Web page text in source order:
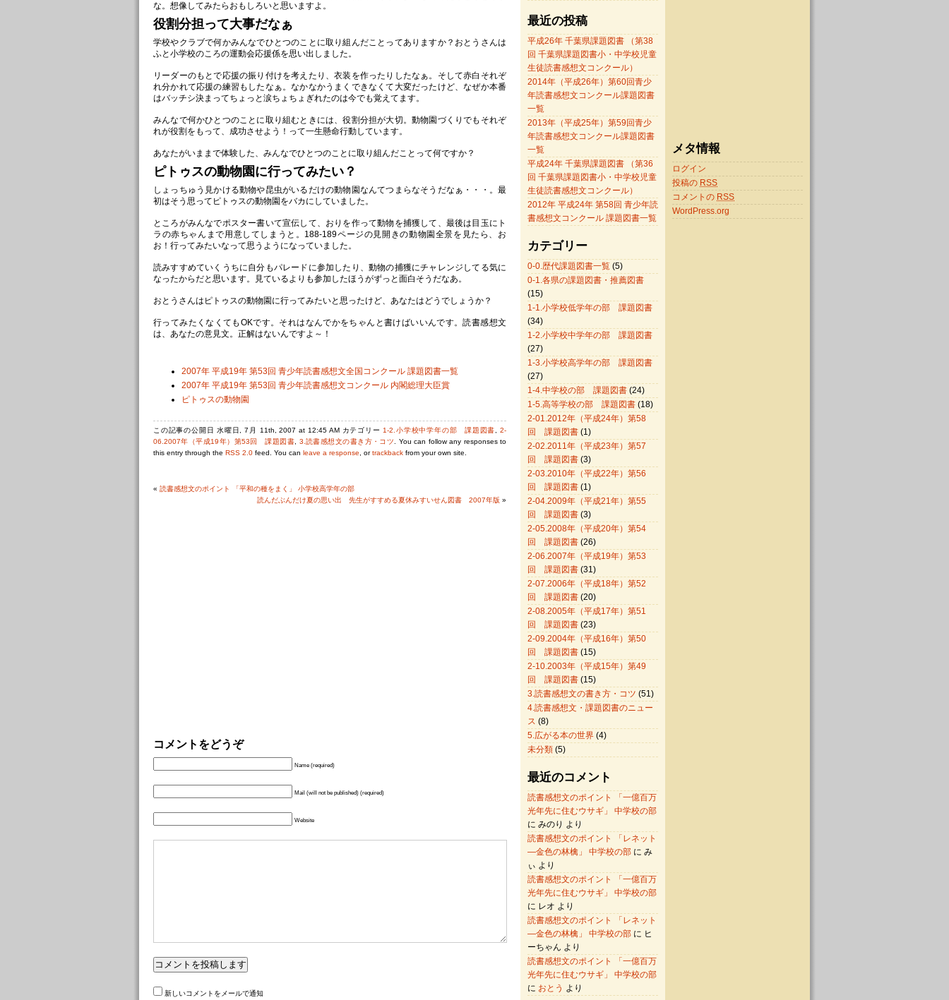
な。想像してみたらおもしろいと思いますよ。
役割分担って大事だなぁ
学校やクラブで何かみんなでひとつのことに取り組んだことってありますか？おとうさんは
ふと小学校のころの運動会応援係を思い出しました。
リーダーのもとで応援の振り付けを考えたり、衣装を作ったりしたなぁ。そして赤白それぞ
れ分かれて応援の練習もしたなぁ。なかなかうまくできなくて大変だったけど、なぜか本番
はバッチシ決まってちょっと涙ちょちょぎれたのは今でも覚えてます。
みんなで何かひとつのことに取り組むときには、役割分担が大切。動物園づくりでもそれぞ
れが役割をもって、成功させよう！って一生懸命行動しています。
あなたがいままで体験した、みんなでひとつのことに取り組んだことって何ですか？
ピトゥスの動物園に行ってみたい？
しょっちゅう見かける動物や昆虫がいるだけの動物園なんてつまらなそうだなぁ・・・。最
初はそう思ってピトゥスの動物園をバカにしていました。
ところがみんなでポスター書いて宣伝して、おりを作って動物を捕獲して、最後は目玉にト
ラの赤ちゃんまで用意してしまうと。188-189ページの見開きの動物園全景を見たら、お
お！行ってみたいなって思うようになっていました。
読みすすめていくうちに自分もパレードに参加したり、動物の捕獲にチャレンジしてる気に
なったからだと思います。見ているよりも参加したほうがずっと面白そうだなあ。
おとうさんはピトゥスの動物園に行ってみたいと思ったけど、あなたはどうでしょうか？
行ってみたくなくてもOKです。それはなんでかをちゃんと書けばいいんです。読書感想文
は、あなたの意見文。正解はないんですよ～！
2007年 平成19年 第53回 青少年読書感想文全国コンクール 課題図書一覧
2007年 平成19年 第53回 青少年読書感想文コンクール 内閣総理大臣賞
ピトゥスの動物園
この記事の公開日 水曜日, 7月 11th, 2007 at 12:45 AM カテゴリー 1-2.小学校中学年の部 課題図書 ,2-
06.2007年（平成19年）第53回 課題図書
3.読書感想文の書き方・コツ
. You can follow any responses to
this entry through the RSS 2.0 feed. You can leave a response , ortrackback from your own site.
« 読書感想文のポイント 「平和の種をまく」 小学校高学年の部
読んだぶんだけ夏の思い出 先生がすすめる夏休みすいせん図書 2007年版 »
コメントをどうぞ
Name (required)
Mail (will not be published) (required)
Website
新しいコメントをメールで通知
最近の投稿
平成26年 千葉県課題図書 （第38
回 千葉県課題図書小・中学校児童
生徒読書感想文コンクール）
2014年（平成26年）第60回青少
年読書感想文コンクール課題図書
一覧
2013年（平成25年）第59回青少
年読書感想文コンクール課題図書
一覧
平成24年 千葉県課題図書 （第36
回 千葉県課題図書小・中学校児童
生徒読書感想文コンクール）
2012年 平成24年 第58回 青少年読
書感想文コンクール 課題図書一覧
カテゴリー
0-0.歴代課題図書一覧 (5)
0-1.各県の課題図書・推薦図書
(15)
1-1.小学校低学年の部 課題図書
(34)
1-2.小学校中学年の部 課題図書
(27)
1-3.小学校高学年の部 課題図書
(27)
1-4.中学校の部 課題図書 (24)
1-5.高等学校の部 課題図書 (18)
2-01.2012年（平成24年）第58
回 課題図書 (1)
2-02.2011年（平成23年）第57
回 課題図書 (3)
2-03.2010年（平成22年）第56
回 課題図書 (1)
2-04.2009年（平成21年）第55
回 課題図書 (3)
2-05.2008年（平成20年）第54
回 課題図書 (26)
2-06.2007年（平成19年）第53
回 課題図書 (31)
2-07.2006年（平成18年）第52
回 課題図書 (20)
2-08.2005年（平成17年）第51
回 課題図書 (23)
2-09.2004年（平成16年）第50
回 課題図書 (15)
2-10.2003年（平成15年）第49
回 課題図書 (15)
3.読書感想文の書き方・コツ (51)
4.読書感想文・課題図書のニュー
ス (8)
5.広がる本の世界 (4)
未分類 (5)
最近のコメント
読書感想文のポイント 「一億百万
光年先に住むウサギ」 中学校の部
に みのり より
読書感想文のポイント 「レネット
―金色の林檎」 中学校の部 に み
ぃ より
読書感想文のポイント 「一億百万
光年先に住むウサギ」 中学校の部
に レオ より
読書感想文のポイント 「レネット
―金色の林檎」 中学校の部 に ヒ
ーちゃん より
読書感想文のポイント 「一億百万
光年先に住むウサギ」 中学校の部
に おとう より
メタ情報
ログイン
投稿の RSS
コメントの RSS
WordPress.org